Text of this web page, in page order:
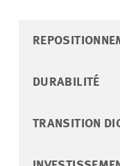
DURABILITÉ
TRANSITION